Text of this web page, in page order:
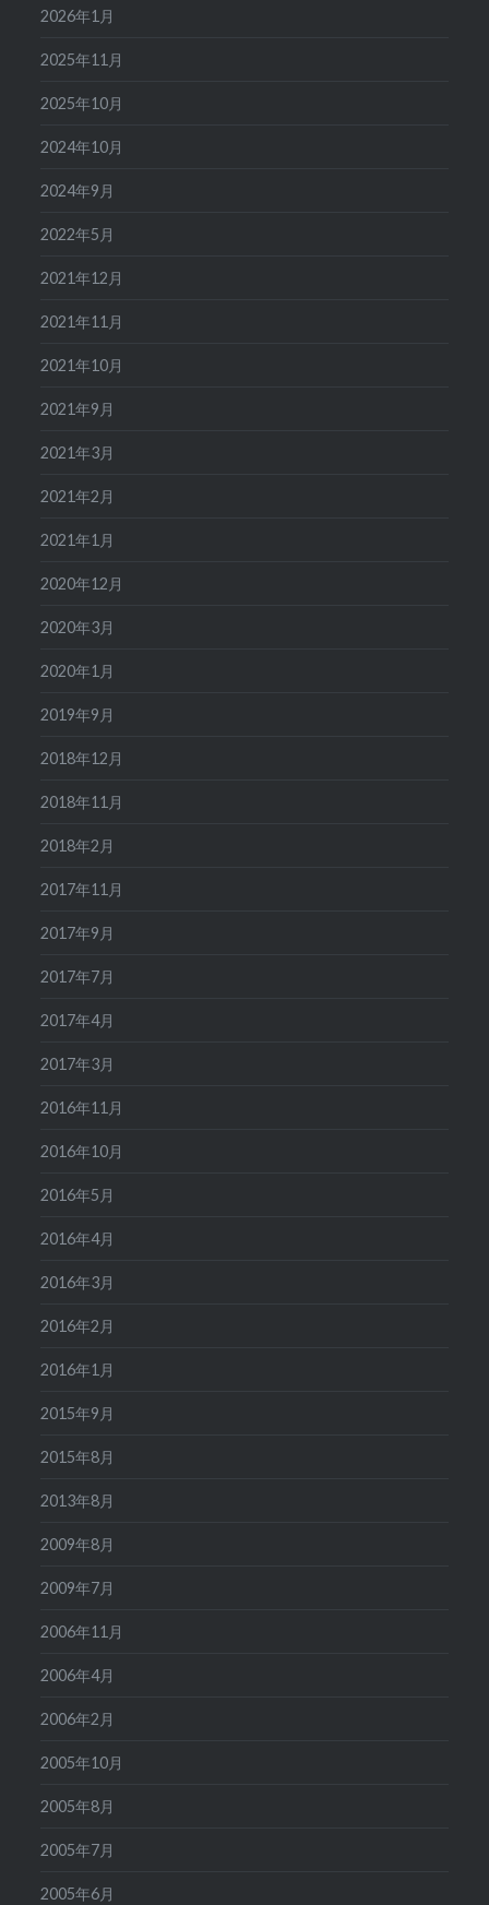
2026年1月
2025年11月
2025年10月
2024年10月
2024年9月
2022年5月
2021年12月
2021年11月
2021年10月
2021年9月
2021年3月
2021年2月
2021年1月
2020年12月
2020年3月
2020年1月
2019年9月
2018年12月
2018年11月
2018年2月
2017年11月
2017年9月
2017年7月
2017年4月
2017年3月
2016年11月
2016年10月
2016年5月
2016年4月
2016年3月
2016年2月
2016年1月
2015年9月
2015年8月
2013年8月
2009年8月
2009年7月
2006年11月
2006年4月
2006年2月
2005年10月
2005年8月
2005年7月
2005年6月